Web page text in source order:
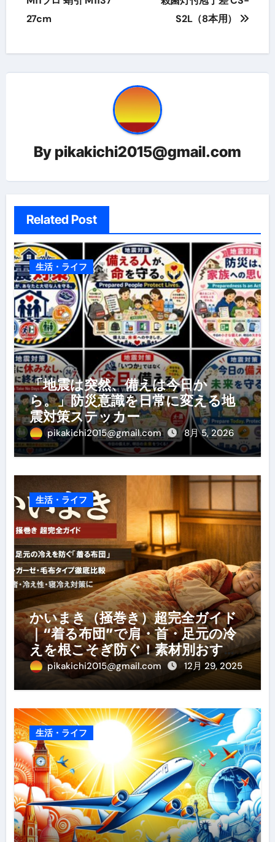
ナ
ビ
ゲ
ョ
ン
27cm
S2L（8本用）
By pikakichi2015@gmail.com
Related Post
生活・ライフ
「地震は突然、備えは今日か
ら。」防災意識を日常に変える地
震対策ステッカー
pikakichi2015@gmail.com 8月 5, 2026
生活・ライフ
かいまき（掻巻き）超完全ガイド
｜“着る布団”で肩・首・足元の冷
えを根こそぎ防ぐ！素材別おすす
め・選び方・洗い方・Q&Aまで
pikakichi2015@gmail.com 12月 29, 2025
生活・ライフ